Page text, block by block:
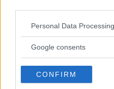
Please note that this website/
not limited to your visit or
use your data for below
consent section.
Personal Data
Google consents
CONFIRM
Dacia Dada
Dalila
Daniela